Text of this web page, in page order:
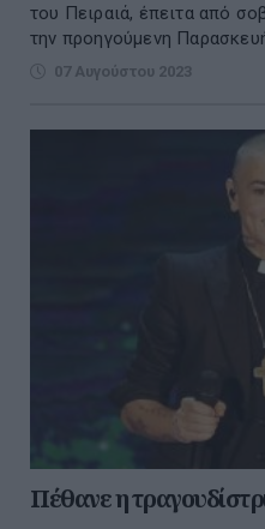
του Πειραιά, έπειτα από
την προηγούμενη
07 Αυγούστου 2023
Πέθανε η